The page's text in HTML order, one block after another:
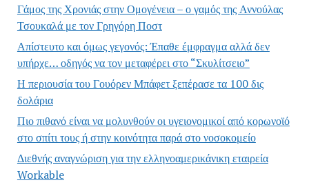
Γάμος της Χρονιάς στην Ομογένεια – ο γαμός της Αννούλας
Τσουκαλά με τον Γρηγόρη Ποστ
Απίστευτο και όμως γεγονός: Έπαθε έμφραγμα αλλά δεν
υπήρχε… οδηγός να τον μεταφέρει στο “Σκυλίτσειο”
Η περιουσία του Γουόρεν Μπάφετ ξεπέρασε τα 100 δις
δολάρια
Πιο πιθανό είναι να μολυνθούν οι υγειονομικοί από κορωνοϊό
στο σπίτι τους ή στην κοινότητα παρά στο νοσοκομείο
Διεθνής αναγνώριση για την ελληνοαμερικάνικη εταιρεία
Workable